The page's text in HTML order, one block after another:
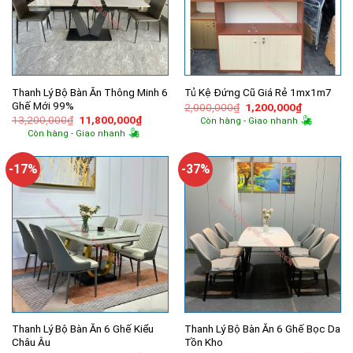
Thanh Lý Bộ Bàn Ăn Thông Minh 6
Ghế Mới 99%
13,200,000₫ Giá
gốc
là:
11,800,000₫Giá
hiện
11,800,000₫.
Còn hàng - Giao nhanh
Tủ Kệ Đứng Cũ Giá Rẻ 1mx1m7
2,000,000₫ Giá
gốc
là:
1,200,000₫Giá
hiện
tại
Còn hàng - Giao nhanh
-17%
Thanh Lý Bộ Bàn Ăn 6 Ghế Kiểu
Châu Âu
-37%
Thanh Lý Bộ Bàn Ăn 6 Ghế Bọc Da
Tồn Kho